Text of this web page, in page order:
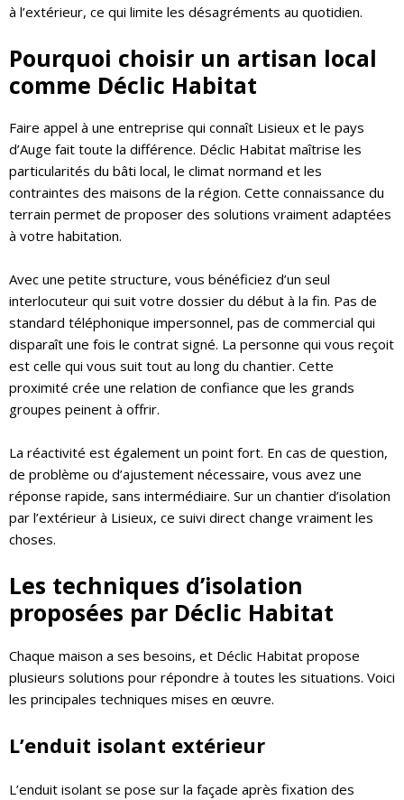
à l’extérieur, ce qui limite les désagréments au quotidien.
Pourquoi choisir un artisan local
comme Déclic Habitat
Faire appel à une entreprise qui connaît Lisieux et le pays
d’Auge fait toute la différence. Déclic Habitat maîtrise les
particularités du bâti local, le climat normand et les
contraintes des maisons de la région. Cette connaissance du
terrain permet de proposer des solutions vraiment adaptées
à votre habitation.
Avec une petite structure, vous bénéficiez d’un seul
interlocuteur qui suit votre dossier du début à la fin. Pas de
standard téléphonique impersonnel, pas de commercial qui
disparaît une fois le contrat signé. La personne qui vous reçoit
est celle qui vous suit tout au long du chantier. Cette
proximité crée une relation de confiance que les grands
groupes peinent à offrir.
La réactivité est également un point fort. En cas de question,
de problème ou d’ajustement nécessaire, vous avez une
réponse rapide, sans intermédiaire. Sur un chantier d’isolation
par l’extérieur à Lisieux, ce suivi direct change vraiment les
choses.
Les techniques d’isolation
proposées par Déclic Habitat
Chaque maison a ses besoins, et Déclic Habitat propose
plusieurs solutions pour répondre à toutes les situations. Voici
les principales techniques mises en œuvre.
L’enduit isolant extérieur
L’enduit isolant se pose sur la façade après fixation des